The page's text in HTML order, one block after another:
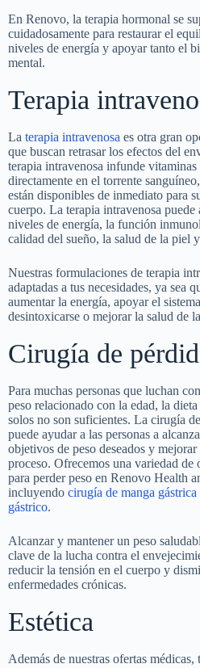
En Renovo, la terapia hormonal se
cuidadosamente para restaurar el
niveles de energía y apoyar tanto el
mental.
Terapia
La terapia intravenosa es otra gran
que buscan retrasar los efectos del
terapia intravenosa infunde
directamente en el torrente
están disponibles de inmediato para
cuerpo. La terapia intravenosa puede
niveles de energía, la función
calidad del sueño, la salud de la piel
Nuestras formulaciones de terapia
adaptadas a tus necesidades, ya sea
aumentar la energía, apoyar el
desintoxicarse o mejorar la salud de
Cirugía de
Para muchas personas que luchan
peso relacionado con la edad, la
solos no son suficientes. La cirugía
puede ayudar a las personas a
objetivos de peso deseados y
proceso. Ofrecemos una variedad de
para perder peso en Renovo Health
incluyendo cirugía de manga
gástrico.
Alcanzar y mantener un peso
clave de la lucha contra el
reducir la tensión en el cuerpo y
enfermedades crónicas.
Estética
Además de nuestras ofertas